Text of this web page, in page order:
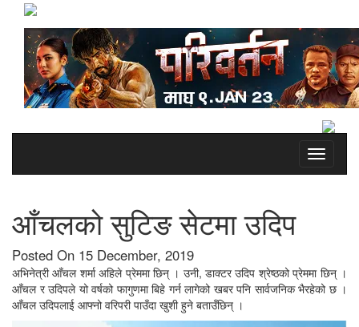
Toggle
आँचलको सुटिङ सेटमा उदिप
Posted On 15 December, 2019
अभिनेत्री आँचल शर्मा अहिले प्रेममा छिन् । उनी, डाक्टर उदिप श्रेष्ठको प्रेममा छिन् ।
आँचल र उदिपले यो वर्षको फागुणमा बिहे गर्न लागेको खबर पनि सार्वजनिक भैरहेको छ ।
आँचल उदिपलाई आफ्नो वरिपरी पाउँदा खुशी हुने बताउँछिन् ।